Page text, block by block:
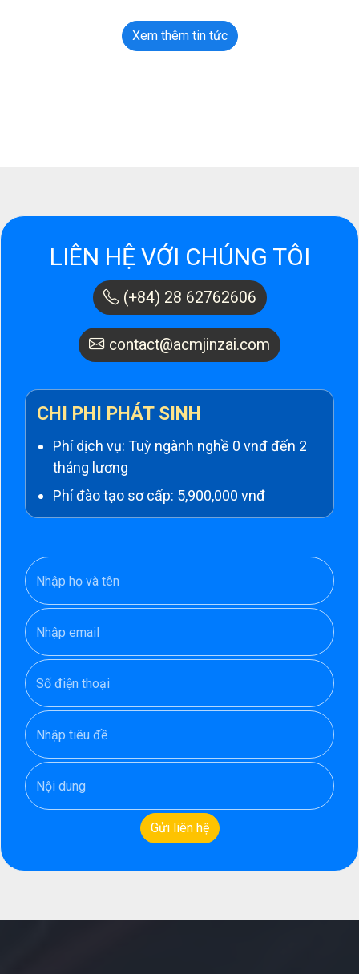
Xem thêm tin tức
LIÊN HỆ VỚI CHÚNG TÔI
(+84) 28 62762606
contact@acmjinzai.com
CHI PHI PHÁT SINH
Phí dịch vụ: Tuỳ ngành nghề 0 vnđ đến 2
tháng lương
Phí đào tạo sơ cấp: 5,900,000 vnđ